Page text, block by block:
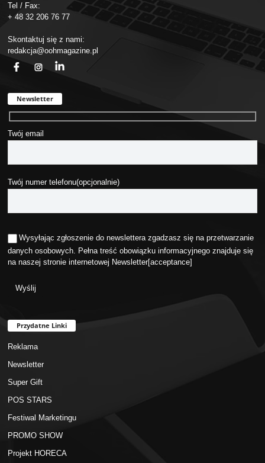
Tel / Fax:
+ 48 32 206 76 77
Skontaktuj się z nami:
redakcja@oohmagazine.pl
Newsletter
Twój email
Twój numer telefonu(opcjonalnie)
Wysyłając zgłoszenie do newslettera zgadzasz się na przetwarzanie
danych osobowych. Pełna treść obowiązku informacyjnego znajduje się
na naszej stronie internetowej Newsletter[acceptance]
Przydatne Linki
Reklama
Newsletter
Super Gift
POS STARS
Festiwal Marketingu
PROMO SHOW
Projekt HORECA